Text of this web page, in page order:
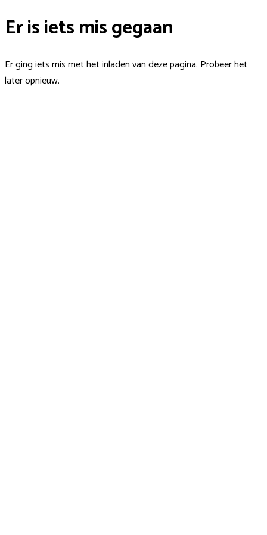
Er is iets mis gegaan
Er ging iets mis met het inladen van deze pagina. Probeer het
later opnieuw.